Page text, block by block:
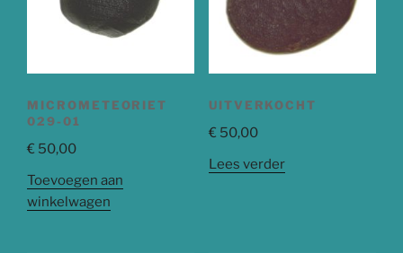
MICROMETEORIET
029-01
€ 50,00
Toevoegen aan
winkelwagen
UITVERKOCHT
€ 50,00
Lees verder